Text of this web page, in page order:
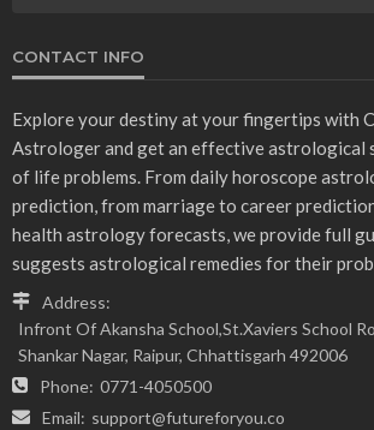
CONTACT INFO
Explore your destiny at your fingertips with
Astrologer and get an effective astrological
of life problems. From daily horoscope
prediction, from marriage to career
health astrology forecasts, we provide full
suggests astrological remedies for their
Address:
Infront Of Akansha School,St.Xaviers School
Shankar Nagar, Raipur, Chhattisgarh 492006
Phone: 0771-4050500
Email: support@futureforyou.co